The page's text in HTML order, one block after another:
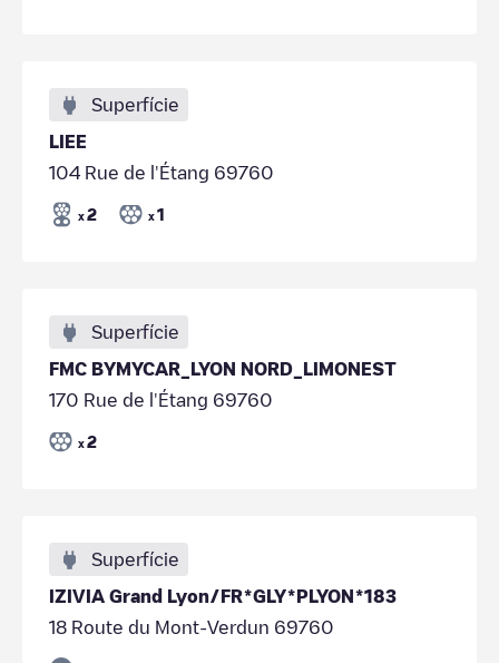
Superfície
LIEE
104 Rue de l'Étang 69760
x 2 x 1
Superfície
FMC BYMYCAR_LYON NORD_LIMONEST
170 Rue de l'Étang 69760
x 2
Superfície
IZIVIA Grand Lyon/FR*GLY*PLYON*183
18 Route du Mont-Verdun 69760